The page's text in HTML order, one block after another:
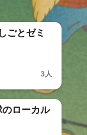
🎤&🎥オフOK
ごとゼミ
3人
のローカル